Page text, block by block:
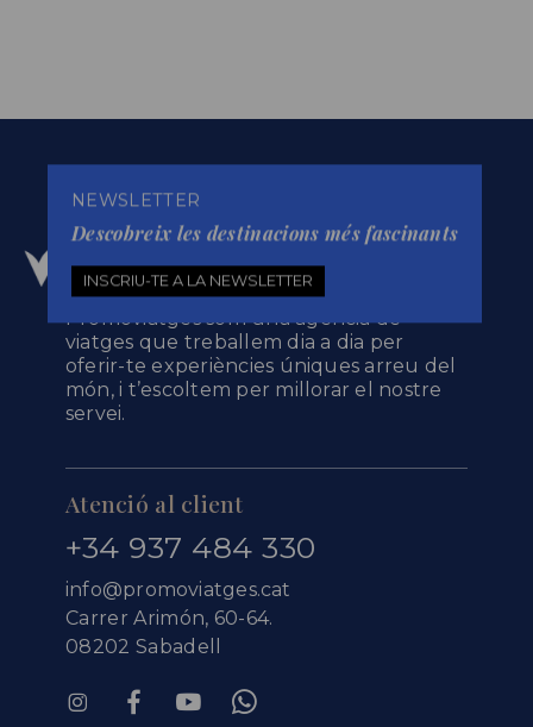
NEWSLETTER
Descobreix les destinacions més fascinants
INSCRIU-TE A LA NEWSLETTER
Promoviatges som una agència de
viatges que treballem dia a dia per
oferir-te experiències úniques arreu del
món, i t’escoltem per millorar el nostre
servei.
Atenció al client
+34 937 484 330
info@promoviatges.cat
Carrer Arimón, 60-64.
08202 Sabadell